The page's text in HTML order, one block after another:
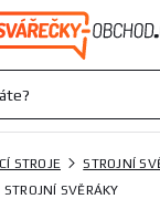
STROJE
STROJNÍ
SVĚRÁKY